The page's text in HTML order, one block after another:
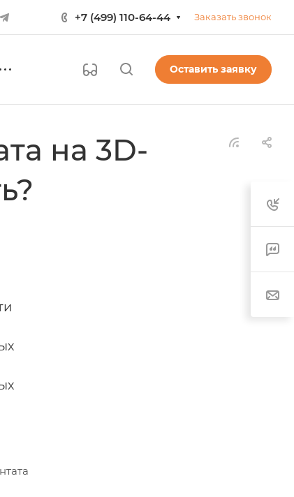
+7 (499) 110-64-44 Заказать звонок
Оставить заявку
на 3D-